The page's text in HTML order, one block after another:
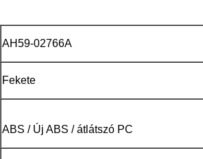
AH59-02766A
Fekete
ABS / Új ABS / átlátszó PC